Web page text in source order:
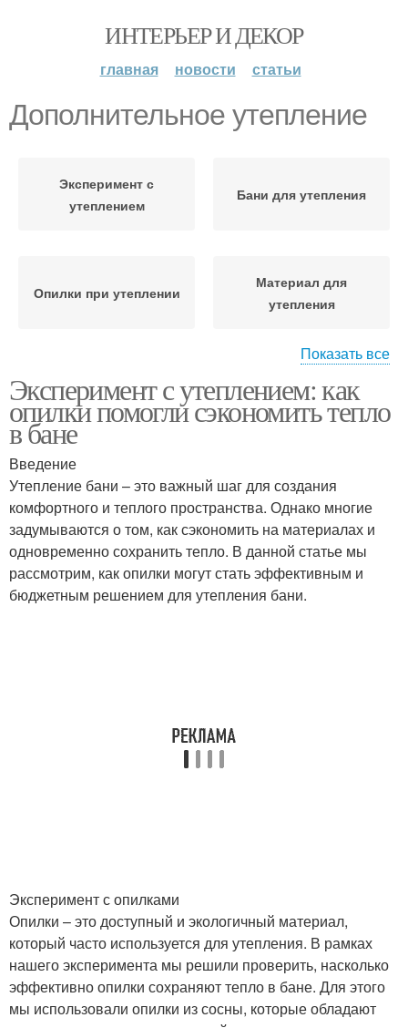
ИНТЕРЬЕР И ДЕКОР
главная новости статьи
Дополнительное утепление
Эксперимент с
утеплением
Бани для утепления
Опилки при утеплении
Материал для
утепления
Опилки для утепления Утепления от влаги
Бани с утеплением
Показать все
Эксперимент с утеплением: как
опилки помогли сэкономить тепло
в бане
Введение
Утепление бани – это важный шаг для создания
комфортного и теплого пространства. Однако многие
задумываются о том, как сэкономить на материалах и
одновременно сохранить тепло. В данной статье мы
рассмотрим, как опилки могут стать эффективным и
бюджетным решением для утепления бани.
Эксперимент с опилками
Опилки – это доступный и экологичный материал,
который часто используется для утепления. В рамках
нашего эксперимента мы решили проверить, насколько
эффективно опилки сохраняют тепло в бане. Для этого
мы использовали опилки из сосны, которые обладают